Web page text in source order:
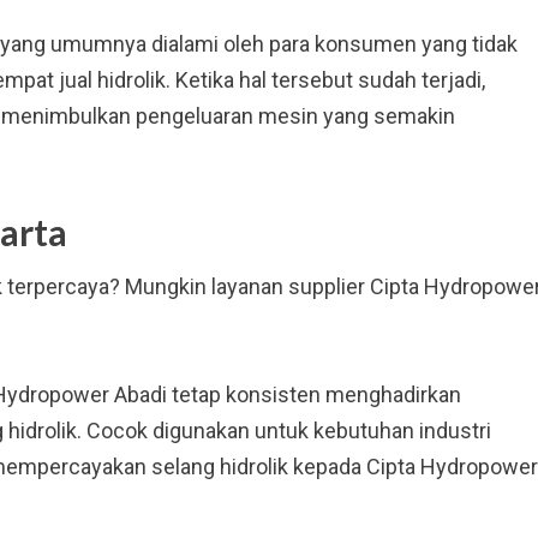
umumnya dialami oleh para konsumen yang tidak
jual hidrolik. Ketika hal tersebut sudah terjadi,
pengeluaran mesin yang semakin
Mungkin layanan supplier Cipta
Abadi tetap konsisten menghadirkan
Cocok digunakan untuk kebutuhan industri
selang hidrolik kepada Cipta Hydropower